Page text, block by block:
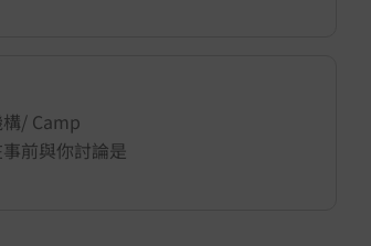
/ Camp
前與你討論是